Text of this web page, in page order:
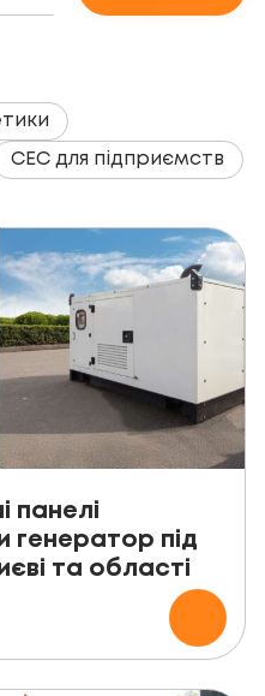
СЕС для пiдприємств
панелі
генератор під
та області